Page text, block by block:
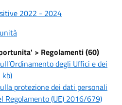
2022 - 2024
> Regolamenti (60)
degli Uffici e dei
protezione dei dati personali
Regolamento (UE) 2016/679)